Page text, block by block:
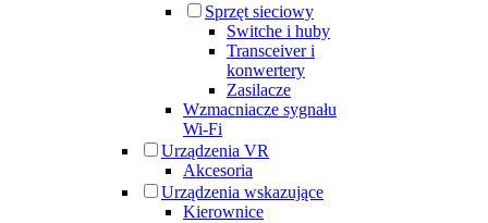
Sprzęt sieciowy
Switche i huby
Transceiver i
konwertery
Zasilacze
Wzmacniacze sygnału
Wi-Fi
Urządzenia VR
Akcesoria
Urządzenia wskazujące
Kierownice